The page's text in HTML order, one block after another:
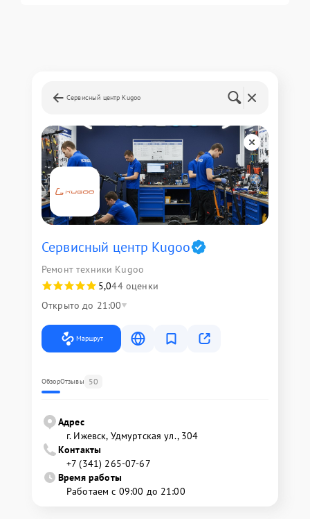
Сервисный центр Kugoo
Сервисный центр Kugoo
Ремонт техники Kugoo
5,044 оценки
Открыто до 21:00
Маршрут
ОбзорОтзывы 50
Адрес
г. Ижевск, Удмуртская ул., 304
Контакты
+7 (341) 265-07-67
Время работы
Работаем с 09:00 до 21:00